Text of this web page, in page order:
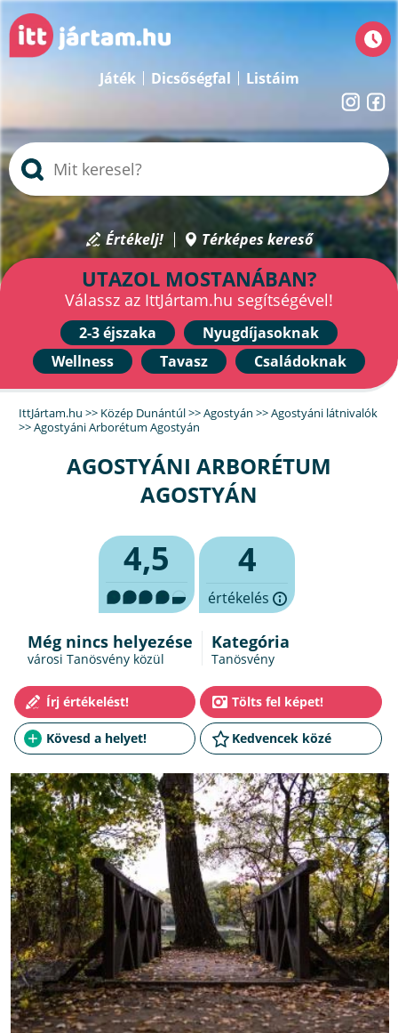
Játék Dicsőségfal Listáim
Értékelj! Térképes kereső
UTAZOL MOSTANÁBAN?
Válassz az IttJártam.hu segítségével!
2-3 éjszaka
Nyugdíjasoknak
Wellness
Tavasz Családoknak
IttJártam.hu >> Közép Dunántúl>>Agostyán >>Agostyáni látnivalók
>>Agostyáni Arborétum Agostyán
AGOSTYÁNI ARBORÉTUM
AGOSTYÁN
4,5 4
értékelés
Még nincs helyezése
városi Tanösvény közül
Kategória
Tanösvény